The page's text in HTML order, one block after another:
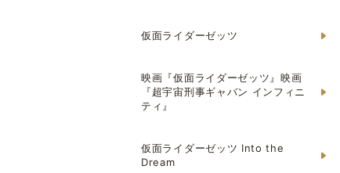
仮面ライダーゼッツ
映画『仮面ライダーゼッツ』映画
『超宇宙刑事ギャバン インフィニ
ティ』
仮面ライダーゼッツ Into the
Dream